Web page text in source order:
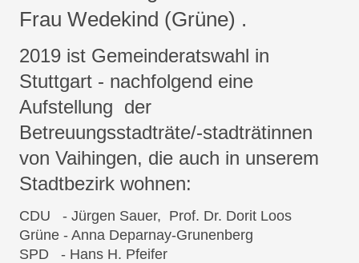
Frau Wedekind (Grüne) .
2019 ist Gemeinderatswahl in
Stuttgart - nachfolgend eine
Aufstellung der
Betreuungsstadträte/-stadträtinnen
von Vaihingen, die auch in unserem
Stadtbezirk wohnen:
CDU - Jürgen Sauer, Prof. Dr. Dorit Loos
Grüne - Anna Deparnay-Grunenberg
SPD - Hans H. Pfeifer